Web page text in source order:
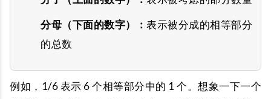
分母（下面的数字）： 表示被分成的相等部分
的总数
例如，1/6 表示 6 个相等部分中的 1 个。想象一下一个